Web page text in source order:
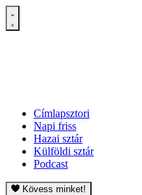
Címlapsztori
Napi friss
Hazai sztár
Külföldi sztár
Podcast
Kövess minket!